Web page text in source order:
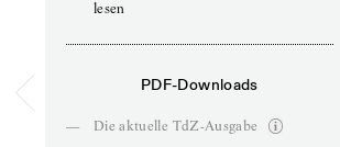
lesen
PDF-Downloads
—
Die aktuelle TdZ-Ausgabe